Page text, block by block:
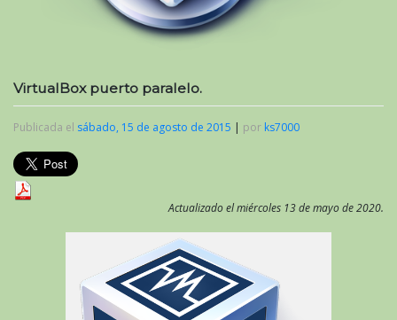
VirtualBox puerto paralelo.
Publicada el sábado, 15 de agosto de 2015 | por ks7000
Actualizado el miércoles 13 de mayo de 2020.